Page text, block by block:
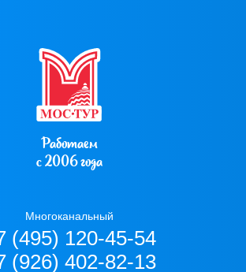
Работаем
с 2006 года
Многоканальный
(495) 120-45-54
(926) 402-82-13